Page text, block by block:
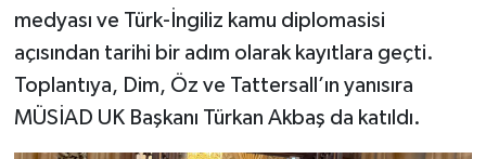
medyası ve Türk-İngiliz kamu diplomasisi
açısından tarihi bir adım olarak kayıtlara geçti.
Toplantıya, Dim, Öz ve Tattersall’ın yanısıra
MÜSİAD UK Başkanı Türkan Akbaş da katıldı.